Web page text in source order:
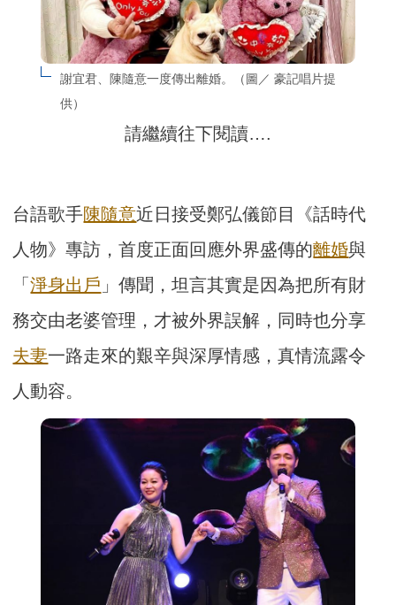
謝宜君、陳隨意一度傳出離婚。（圖／ 豪記唱片提
供）
請繼續往下閱讀….
台語歌手陳隨意近日接受鄭弘儀節目《話時代
人物》專訪，首度正面回應外界盛傳的離婚與
「淨身出戶 」傳聞，坦言其實是因為把所有財
務交由老婆管理，才被外界誤解，同時也分享
夫妻一路走來的艱辛與深厚情感，真情流露令
人動容。